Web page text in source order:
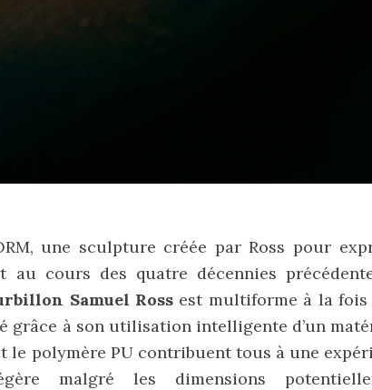
une sculpture créée par Ross pour
au cours des quatre décennies
Samuel Ross est multiforme à la fois
grâce à son utilisation intelligente d’un
le polymère PU contribuent tous à une
malgré les dimensions